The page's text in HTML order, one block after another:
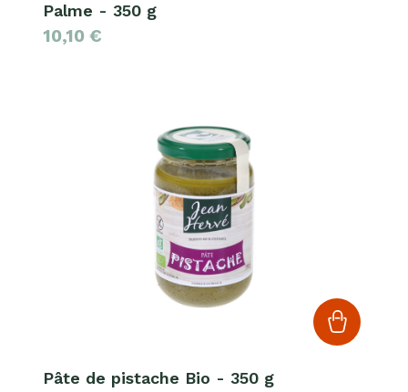
Palme - 350 g
10,10 €
Pâte de pistache Bio - 350 g